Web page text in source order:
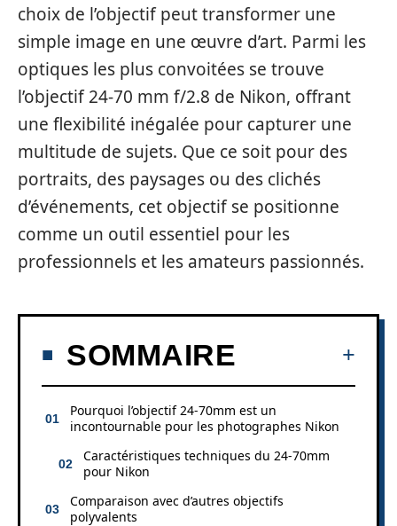
choix de l’objectif peut transformer une
simple image en une œuvre d’art. Parmi les
optiques les plus convoitées se trouve
l’objectif 24-70 mm f/2.8 de Nikon, offrant
une flexibilité inégalée pour capturer une
multitude de sujets. Que ce soit pour des
portraits, des paysages ou des clichés
d’événements, cet objectif se positionne
comme un outil essentiel pour les
professionnels et les amateurs passionnés.
SOMMAIRE
Pourquoi l’objectif 24-70mm est un
incontournable pour les photographes Nikon
Caractéristiques techniques du 24-70mm
pour Nikon
Comparaison avec d’autres objectifs
polyvalents